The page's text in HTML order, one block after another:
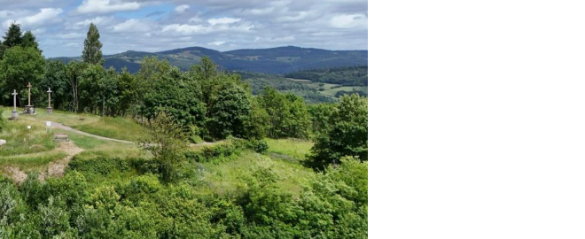
Pretparken en dierentuinen
Religieus en spiritueel erfgoed
Tuinen en Parken
Water(werken)